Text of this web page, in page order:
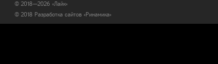
© 2018—2026 «Лайк»
© 2018 Разработка сайтов «Ринамика»